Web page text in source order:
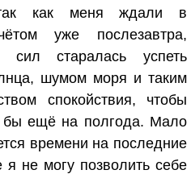
так как меня ждали в
уже послезавтра,
старалась успеть
шумом моря и таким
спокойствия, чтобы
бы ещё на полгода. Мало
времени на последние
не могу позволить себе